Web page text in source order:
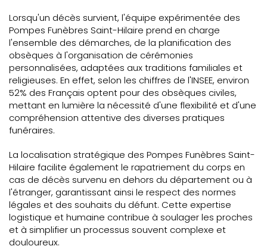
Lorsqu'un décès survient, l'équipe expérimentée des
Pompes Funèbres Saint-Hilaire prend en charge
l'ensemble des démarches, de la planification des
obsèques à l'organisation de cérémonies
personnalisées, adaptées aux traditions familiales et
religieuses. En effet, selon les chiffres de l'INSEE, environ
52% des Français optent pour des obsèques civiles,
mettant en lumière la nécessité d'une flexibilité et d'une
compréhension attentive des diverses pratiques
funéraires.
La localisation stratégique des Pompes Funèbres Saint-
Hilaire facilite également le rapatriement du corps en
cas de décès survenu en dehors du département ou à
l'étranger, garantissant ainsi le respect des normes
légales et des souhaits du défunt. Cette expertise
logistique et humaine contribue à soulager les proches
et à simplifier un processus souvent complexe et
douloureux.